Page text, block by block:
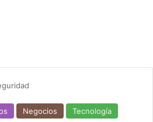
Negocios Tecnología